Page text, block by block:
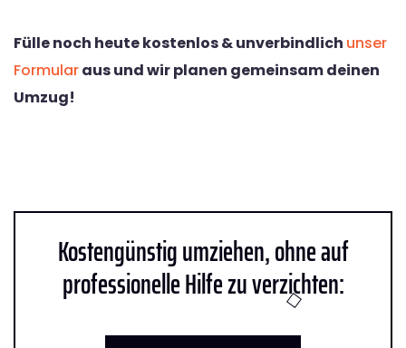
Fülle noch heute kostenlos & unverbindlich unser
Formularaus und wir planen gemeinsam deinen
Umzug!
Kostengünstig umziehen, ohne auf
professionelle Hilfe zu verzichten: